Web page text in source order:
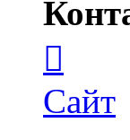
Михаил
Павлович
Сайт